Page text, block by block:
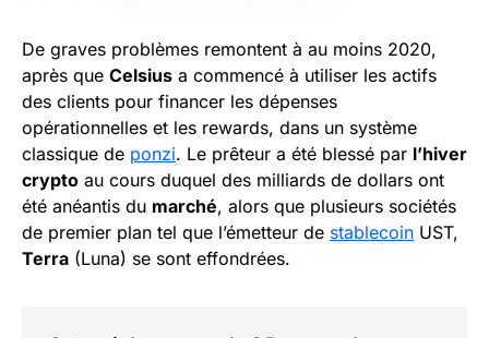
De graves problèmes remontent à au moins 2020,
après que Celsius a commencé à utiliser les actifs
des clients pour financer les dépenses
opérationnelles et les rewards, dans un système
classique de ponzi. Le prêteur a été blessé par l’hiver
crypto au cours duquel des milliards de dollars ont
été anéantis du marché, alors que plusieurs sociétés
de premier plan tel que l’émetteur de stablecoin UST,
Terra (Luna) se sont effondrées.